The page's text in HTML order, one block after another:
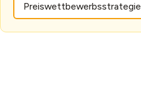
Preiswettbewerbsstrategie